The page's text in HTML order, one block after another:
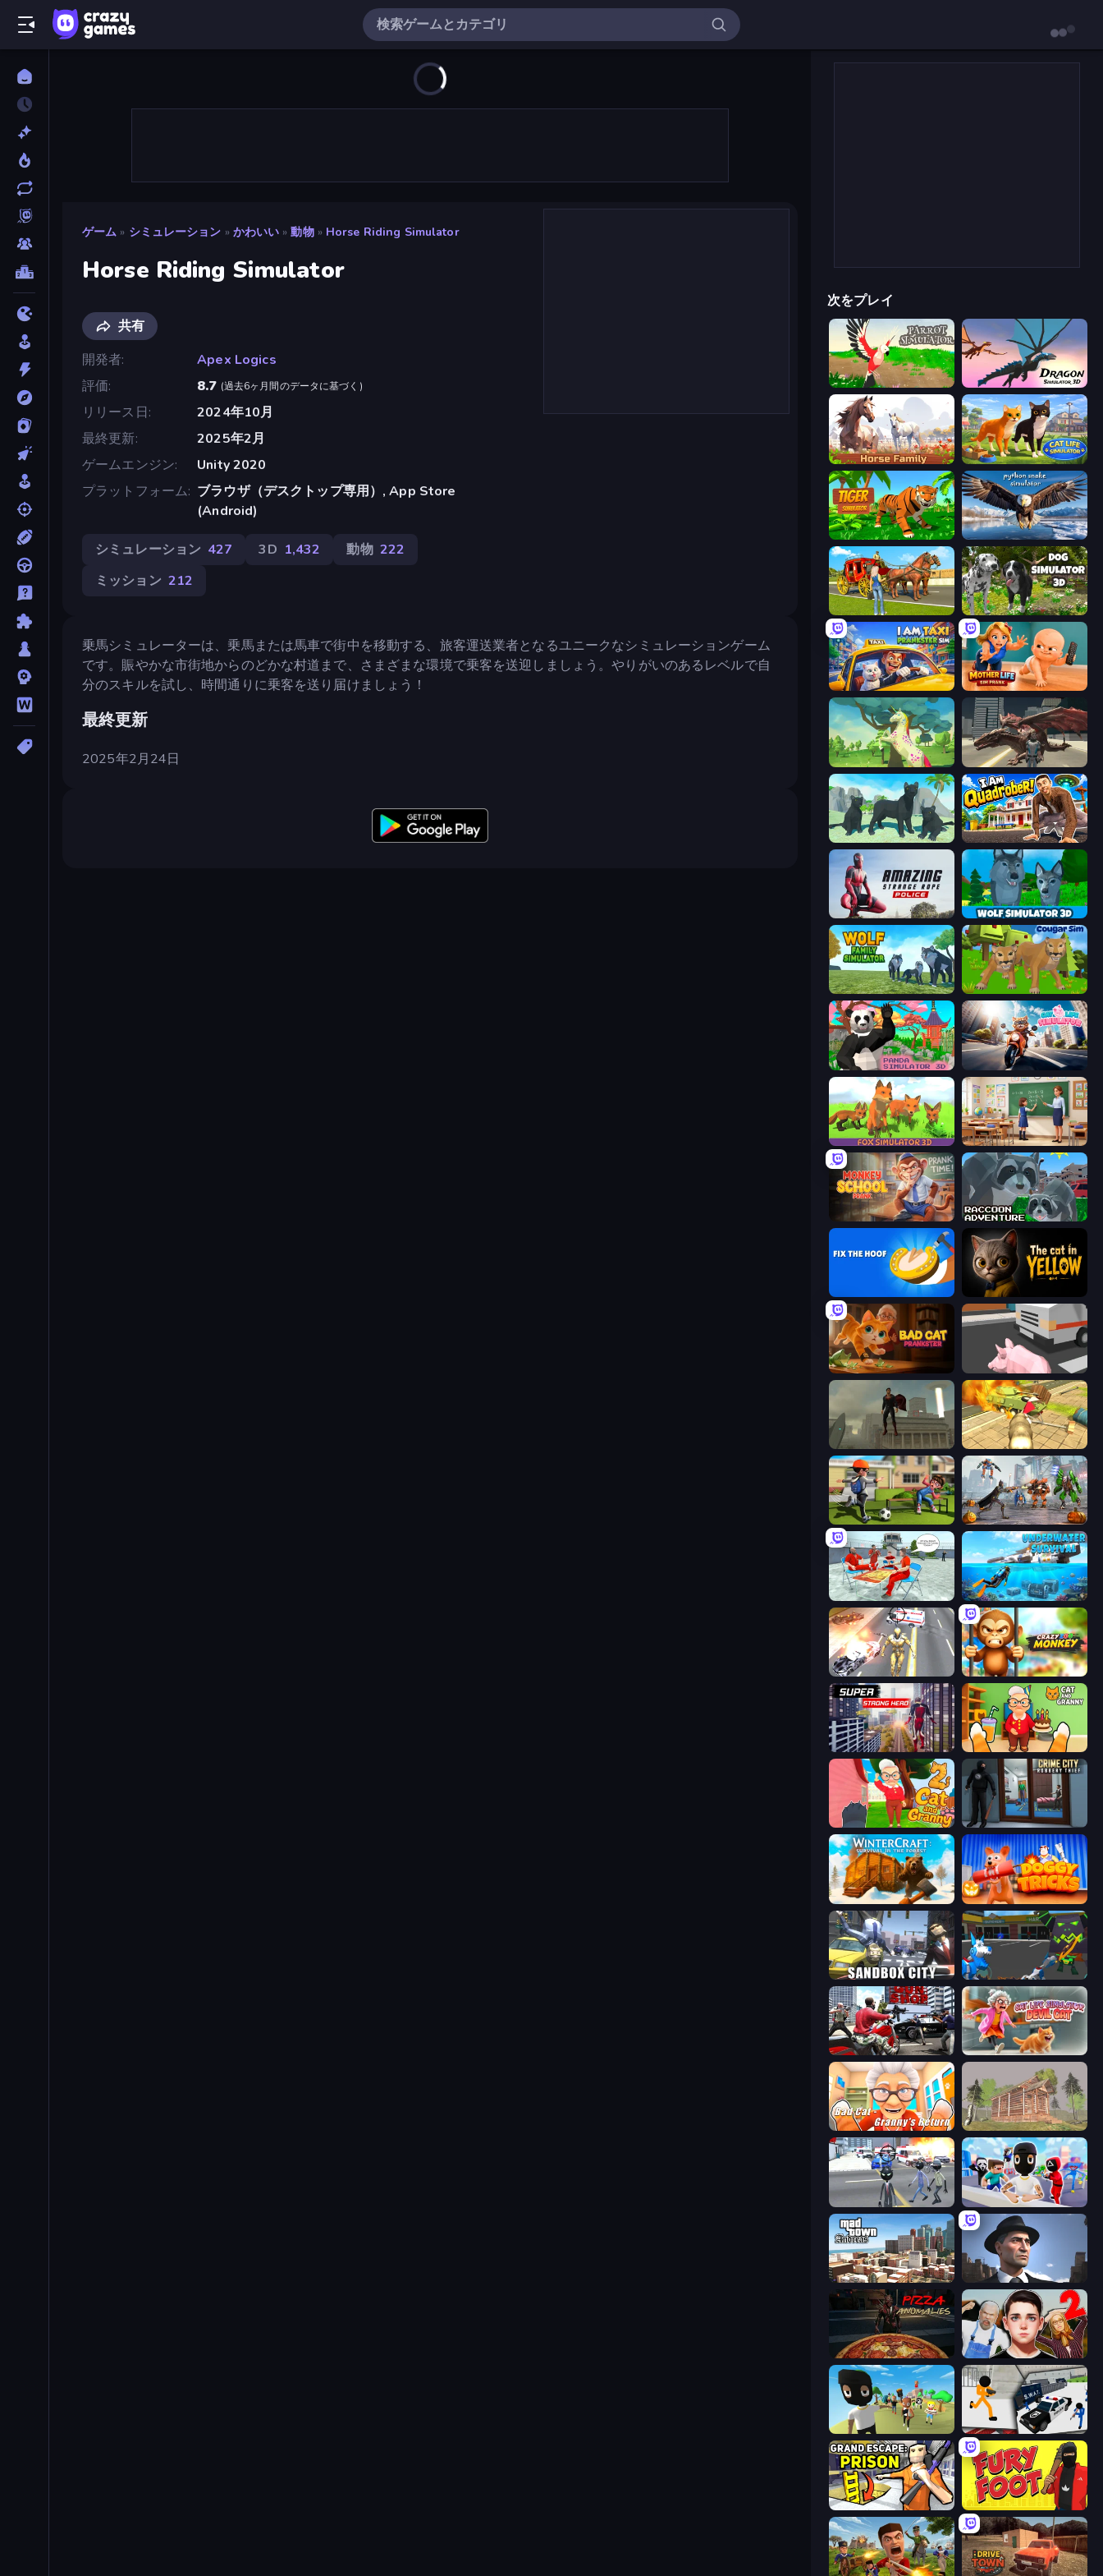
ゲーム » シミュレーション » かわいい » 動物 » Horse Riding Simulator
Horse Riding Simulator
共有
開発者
Apex Logics
評価
8.7 (過去6ヶ月間のデータに基づく )
リリース日
2024年10月
最終更新
2025年2月
ゲームエンジン
Unity 2020
プラットフォーム ブラウザ（デスクトップ専用）, App Store
(Android)
シミュレーション 427 3D 1,432 動物 222
ミッション 212
乗馬シミュレーターは、乗馬または馬車で街中を移動する、旅客運送業者となるユニークなシミュレーションゲーム
です。賑やかな市街地からのどかな村道まで、さまざまな環境で乗客を送迎しましょう。やりがいのあるレベルで自
分のスキルを試し、時間通りに乗客を送り届けましょう！
最終更新
2025年2月24日
次をプレイ
Parrot Simulator Dragon Simulator 3D
Horse Simulator 3D Cat Life Simulator 3D
Tiger Simulator 3D Python Snake Simulator
Horse Cart Transport Taxi Game Dog Simulator 3D
I Am Taxi Prankster Sim Mother Life Simulator: Prank
Unicorn Family Simulator Magic World Dragon Vice City
Panther Family Simulator 3D I Am Quadrober!
Amazing Strange Rope Police Wolf Simulator: Wild Animals 3D
Wolf Family Simulator Cougar Simulator: Big Cats
Panda Simulator 3D Cat Life Simulator
Fox Simulator 3D High School Teacher Simulator
Monkey School Prank Raccoon Adventure: City Simulator 3D
The Cat in Yellow
Bad Cat Prankster Crazy Pig Simulator
The Superman - Theme is Aliens Wild Animal Zoo City Simulator
The Prank King Flying Bat Robot Car Transform Game
Alcatraz Prison Escape Plan Underwater Survival: Deep Dive
Crazy Zoo Monkey
Super Strong Hero Cat and Granny
Cat and Granny 2 Crime City Robbery Thief Games
WinterCraft: Survival in the Forest Doggy Tricks
Sandbox City Robot Dog City Simulator
Grand Action Simulator: New York Cat Life Simulator: Devil Cat
Bad Cat - Granny's Return Survive In The Forest
Amazing Crime Strange Stickman
Mad Town Andreas: Mafia Storie Downtown 1930s Mafia
Pizza Anomalies Schoolboy Escape 2
Stickman Prison: Counter Assault
Grand Escape: Prison Fury Foot